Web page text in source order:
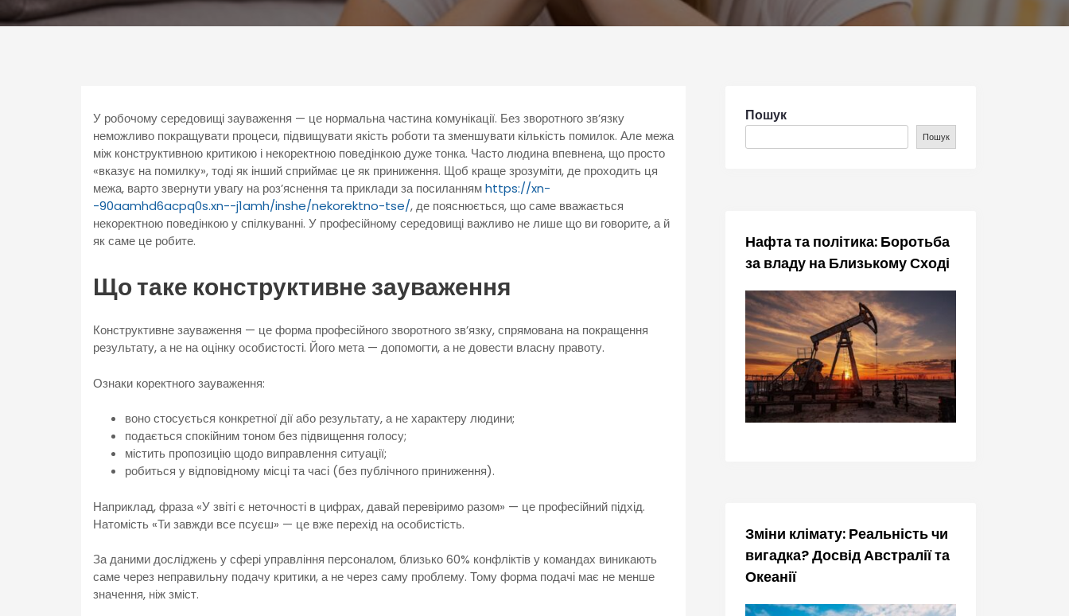
У робочому середовищі зауваження — це нормальна частина комунікації. Без зворотного зв’язку
неможливо покращувати процеси, підвищувати якість роботи та зменшувати кількість помилок. Але межа
між конструктивною критикою і некоректною поведінкою дуже тонка. Часто людина впевнена, що просто
«вказує на помилку», тоді як інший сприймає це як приниження. Щоб краще зрозуміти, де проходить ця
межа, варто звернути увагу на роз’яснення та приклади за посиланнямhttps://xn-
-90aamhd6acpq0s.xn--j1amh/inshe/nekorektno-tse/, де пояснюється, що саме вважається
некоректною поведінкою у спілкуванні. У професійному середовищі важливо не лише що ви говорите, а й
як саме це робите.
Що таке конструктивне зауваження
Конструктивне зауваження — це форма професійного зворотного зв’язку, спрямована на покращення
результату, а не на оцінку особистості. Його мета — допомогти, а не довести власну правоту.
Ознаки коректного зауваження:
воно стосується конкретної дії або результату, а не характеру людини;
подається спокійним тоном без підвищення голосу;
містить пропозицію щодо виправлення ситуації;
робиться у відповідному місці та часі (без публічного приниження).
Наприклад, фраза «У звіті є неточності в цифрах, давай перевіримо разом» — це професійний підхід.
Натомість «Ти завжди все псуєш» — це вже перехід на особистість.
За даними досліджень у сфері управління персоналом, близько 60% конфліктів у командах виникають
саме через неправильну подачу критики, а не через саму проблему. Тому форма подачі має не менше
значення, ніж зміст.
Пошук
Пошук
Нафта та політика: Боротьба
за владу на Близькому Сході
Зміни клімату: Реальність чи
вигадка? Досвід Австралії та
Океанії